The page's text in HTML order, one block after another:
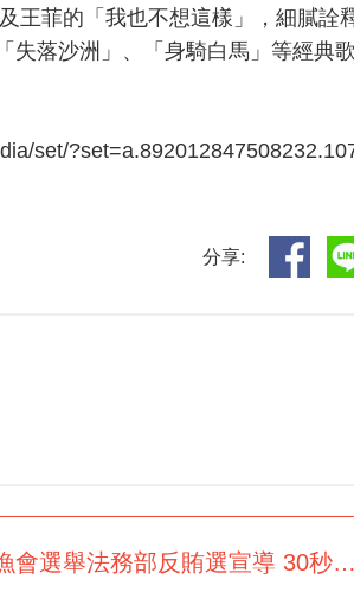
王菲的「我也不想這樣」，細膩詮
落沙洲」、「身騎白馬」等經典
set/
分享:
會選舉法務部反賄選宣導 30秒電